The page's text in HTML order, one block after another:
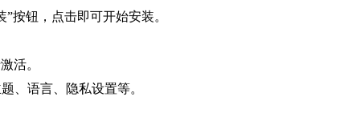
按钮，点击即可开始安装。
活。
、语言、隐私设置等。